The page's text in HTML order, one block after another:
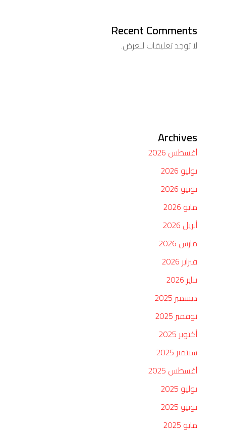
Recent Comments
لا توجد تعليقات للعرض.
Archives
أغسطس 2026
يوليو 2026
يونيو 2026
مايو 2026
أبريل 2026
مارس 2026
فبراير 2026
يناير 2026
ديسمبر 2025
نوفمبر 2025
أكتوبر 2025
سبتمبر 2025
أغسطس 2025
يوليو 2025
يونيو 2025
مايو 2025